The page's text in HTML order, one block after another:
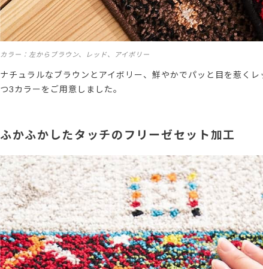
カラー：左からブラウン、レッド、アイボリー
ナチュラルなブラウンとアイボリー、鮮やかでパッと目を惹く
つ3カラーをご用意しました。
ふかふかしたタッチのフリーゼセット加工